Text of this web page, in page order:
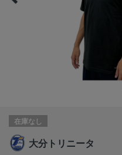
在庫なし
大分トリニータ